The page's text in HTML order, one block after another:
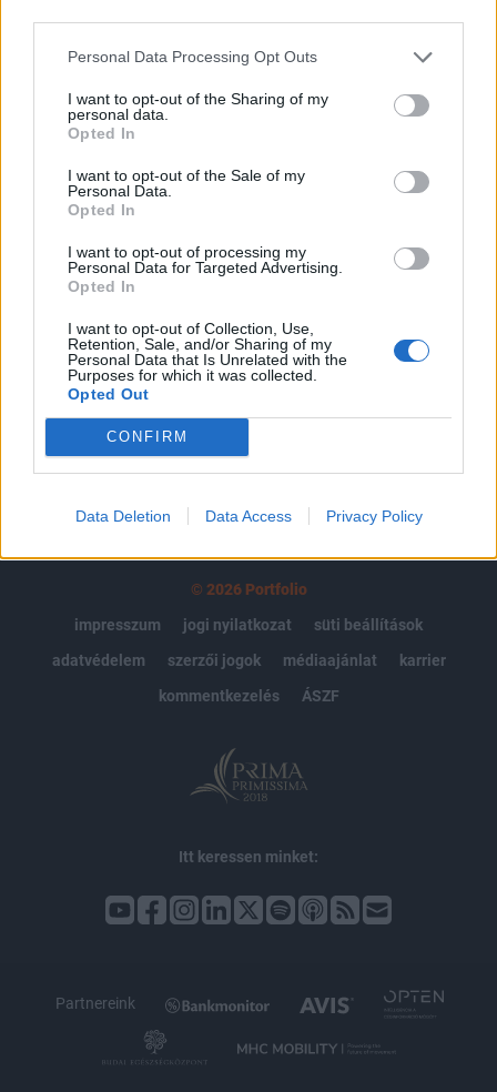
Personal Data Processing Opt Outs
I want to opt-out of the Sharing of my
personal data.
Opted In
I want to opt-out of the Sale of my
Personal Data.
Opted In
I want to opt-out of processing my
Personal Data for Targeted Advertising.
Opted In
I want to opt-out of Collection, Use,
Retention, Sale, and/or Sharing of my
Personal Data that Is Unrelated with the
Purposes for which it was collected.
Opted Out
CONFIRM
Data Deletion Data Access Privacy Policy
KEDVES OLVASÓNK!
A keresett cikk a portfolio.hu hírarchívumához
tartozik, melynek olvasása előfizetéses
Az előfizetés a következőket tartalmazza:
Portfolio.hu teljes cikkarchívum
Kötéslisták: BÉT elmúlt 2 év napon belüli
kötéslistái
Előfizetés
MÁR ELŐFIZETŐNK VAGY?BEJELENTKEZÉS
© 2026 Portfolio
impresszum
jogi nyilatkozat
süti beállítások
adatvédelem
szerzői jogok médiaajánlat
karrier
kommentkezelés
ÁSZF
Itt keressen minket:
Partnereink